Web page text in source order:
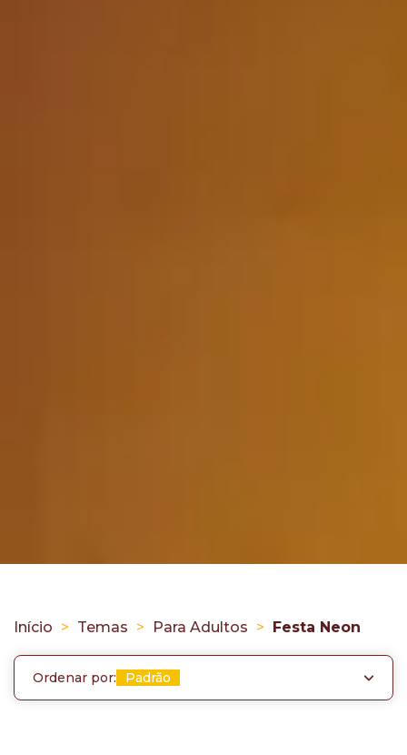
Início > Temas > Para Adultos > Festa Neon
Ordenar por: Padrão